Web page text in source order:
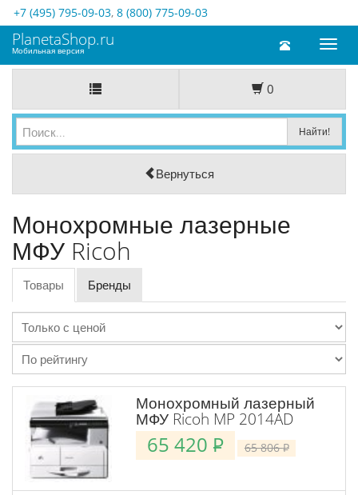
+7 (495) 795-09-03, 8 (800) 775-09-03
Toggle
PlanetaShop.ru
Мобильная версия
0
Вернуться
Монохромные лазерные
МФУ Ricoh
Товары Бренды
Монохромный лазерный
МФУ Ricoh MP 2014AD
65 420 P 65 806P